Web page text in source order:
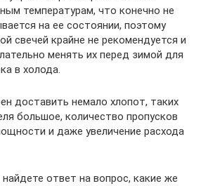
температурам, что конечно не
на ее состоянии, поэтому
свечей крайне не рекомендуется и
менять их перед зимой для
в холода.
доставить немало хлопот, таких
большое, количество пропусков
и даже увеличение расхода
ответ на вопрос, какие же